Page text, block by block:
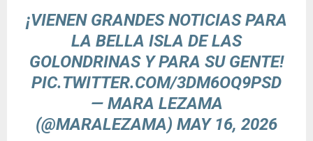
¡VIENEN GRANDES NOTICIAS PARA
LA BELLA ISLA DE LAS
GOLONDRINAS Y PARA SU GENTE!
PIC.TWITTER.COM/3DM6OQ9PSD
— MARA LEZAMA
(@MARALEZAMA) MAY 16, 2026